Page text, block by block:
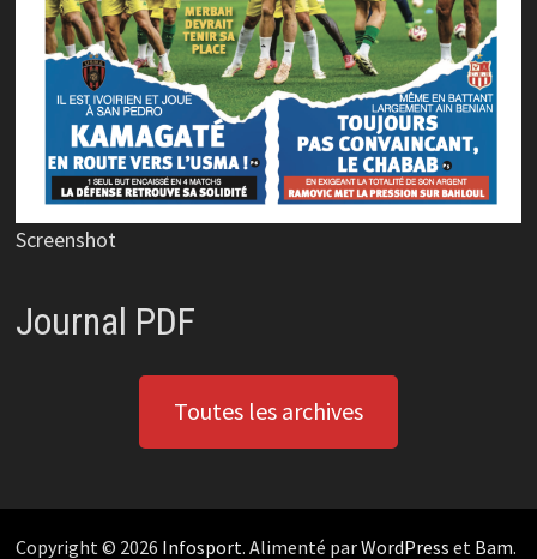
Screenshot
Journal PDF
Toutes les archives
Copyright © 2026 Infosport. Alimenté parWordPress et Bam.